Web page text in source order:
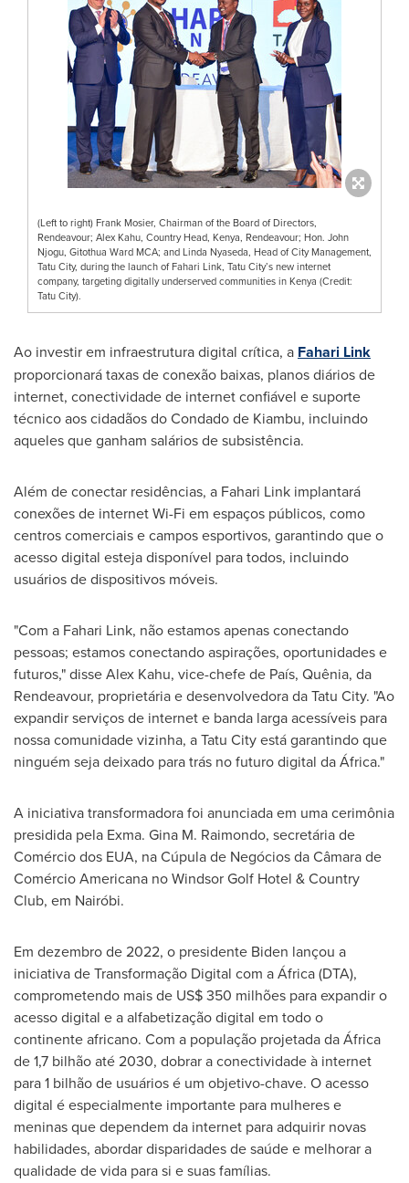
(Left to right) Frank Mosier, Chairman of the Board of Directors,
Rendeavour; Alex Kahu, Country Head, Kenya, Rendeavour; Hon. John
Njogu, Gitothua Ward MCA; and Linda Nyaseda, Head of City Management,
Tatu City, during the launch of Fahari Link, Tatu City’s new internet
company, targeting digitally underserved communities in Kenya (Credit:
Tatu City).
Ao investir em infraestrutura digital crítica, a Fahari Link
proporcionará taxas de conexão baixas, planos diários de
internet, conectividade de internet confiável e suporte
técnico aos cidadãos do Condado de Kiambu, incluindo
aqueles que ganham salários de subsistência.
Além de conectar residências, a Fahari Link implantará
conexões de internet Wi-Fi em espaços públicos, como
centros comerciais e campos esportivos, garantindo que o
acesso digital esteja disponível para todos, incluindo
usuários de dispositivos móveis.
"Com a Fahari Link, não estamos apenas conectando
pessoas; estamos conectando aspirações, oportunidades e
futuros," disseAlex Kahu, vice-chefe de País, Quênia, da
Rendeavour, proprietária e desenvolvedora da Tatu City. "Ao
expandir serviços de internet e banda larga acessíveis para
nossa comunidade vizinha, a Tatu City está garantindo que
ninguém seja deixado para trás no futuro digital da África."
A iniciativa transformadora foi anunciada em uma cerimônia
presidida pela Exma. Gina M. Raimondo, secretária de
Comércio dos EUA, na Cúpula de Negócios da Câmara de
Comércio Americana no Windsor Golf Hotel & Country
Club, em Nairóbi.
Em dezembro de 2022, o presidente Biden lançou a
iniciativa de Transformação Digital com a África (DTA),
comprometendo mais de US$ 350 milhões para expandir o
acesso digital e a alfabetização digital em todo o
continente africano. Com a população projetada da África
de 1,7 bilhão até 2030, dobrar a conectividade à internet
para 1 bilhão de usuários é um objetivo-chave. O acesso
digital é especialmente importante para mulheres e
meninas que dependem da internet para adquirir novas
habilidades, abordar disparidades de saúde e melhorar a
qualidade de vida para si e suas famílias.